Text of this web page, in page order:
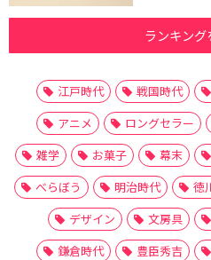
ランキング
江戸時代 戦国時代
アニメ
ロングセラー
雑学
お菓子 幕末
べらぼう
明治時代 徳
デザイン
文房具
鎌倉時代
豊臣秀吉